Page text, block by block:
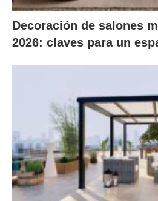
Decoración de salones
2026: claves para un